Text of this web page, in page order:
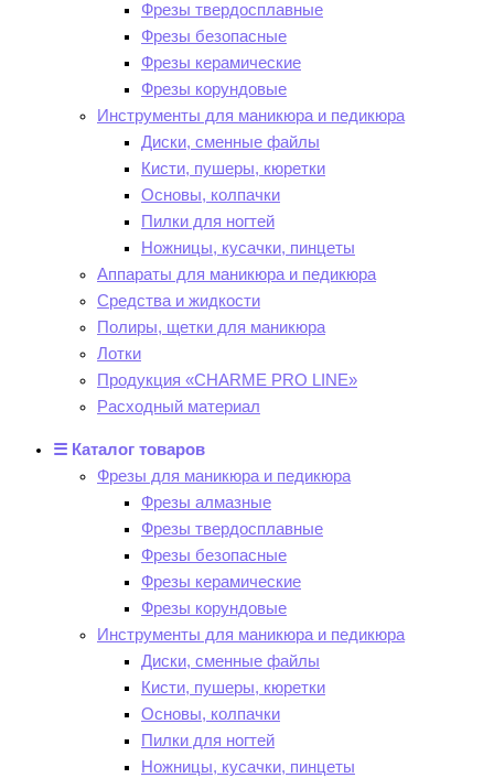
Фрезы твердосплавные
Фрезы безопасные
Фрезы керамические
Фрезы корундовые
Инструменты для маникюра и педикюра
Диски, сменные файлы
Кисти, пушеры, кюретки
Основы, колпачки
Пилки для ногтей
Ножницы, кусачки, пинцеты
Аппараты для маникюра и педикюра
Средства и жидкости
Полиры, щетки для маникюра
Лотки
Продукция «CHARME PRO LINE»
Расходный материал
☰ Каталог товаров
Фрезы для маникюра и педикюра
Фрезы алмазные
Фрезы твердосплавные
Фрезы безопасные
Фрезы керамические
Фрезы корундовые
Инструменты для маникюра и педикюра
Диски, сменные файлы
Кисти, пушеры, кюретки
Основы, колпачки
Пилки для ногтей
Ножницы, кусачки, пинцеты